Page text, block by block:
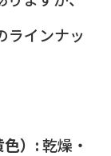
ラインナッ
色）:乾燥・